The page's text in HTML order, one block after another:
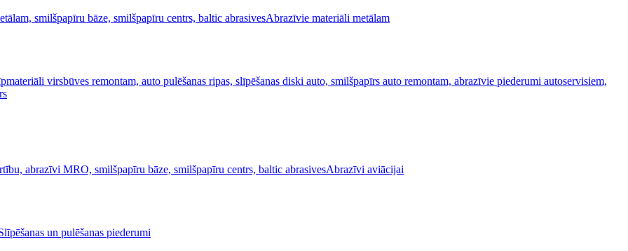
Abrazīvie materiāli metālam
Abrazīvi aviācijai
un pulēšanas piederumi